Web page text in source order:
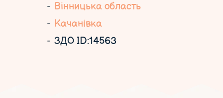
Вінницька область
Качанівка
ЗДО ID:14563